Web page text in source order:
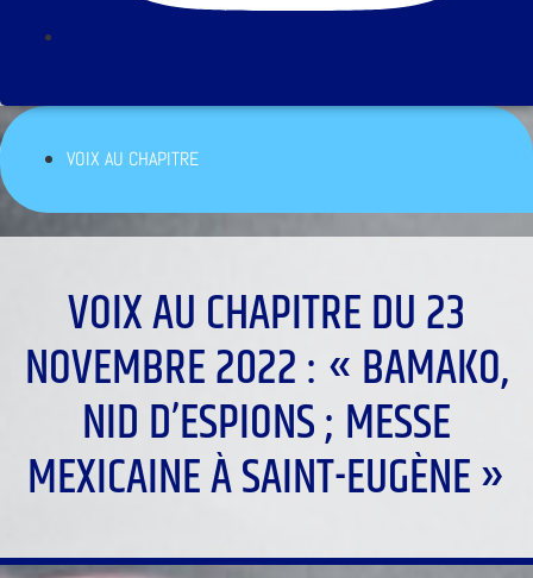
VOIX AU CHAPITRE
VOIX AU CHAPITRE DU 23
NOVEMBRE 2022 : « BAMAKO,
NID D’ESPIONS ; MESSE
MEXICAINE À SAINT-EUGÈNE »